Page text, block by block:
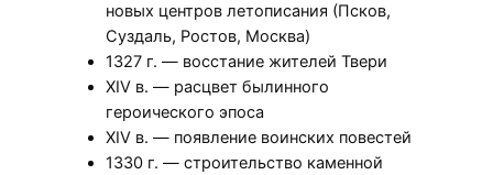
новых центров летописания (Псков,
Суздаль, Ростов, Москва)
1327 г. — восстание жителей Твери
XIV в. — расцвет былинного
героического эпоса
XIV в. — появление воинских повестей
1330 г. — строительство каменной